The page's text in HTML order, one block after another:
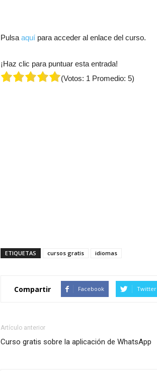
Pulsa aquí para acceder al enlace del curso.
¡Haz clic para puntuar esta entrada!
(Votos: 1 Promedio: 5)
ETIQUETAS cursos gratis idiomas
Compartir Facebook Twitter
Artículo anterior
Curso gratis sobre la aplicación de WhatsApp